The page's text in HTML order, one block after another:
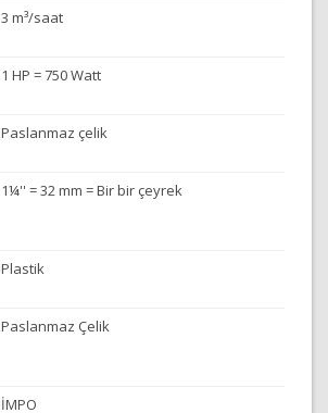
3 m³/saat
1 HP = 750 Watt
Paslanmaz çelik
1¼'' = 32 mm = Bir bir çeyrek
Plastik
Paslanmaz Çelik
İMPO